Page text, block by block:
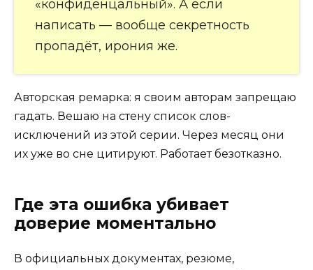
«конфиденцальный». А если
написать — вообще секретность
пропадёт, ирония же.
Авторская ремарка: я своим авторам запрещаю
гадать. Вешаю на стену список слов-
исключений из этой серии. Через месяц они
их уже во сне цитируют. Работает безотказно.
Где эта ошибка убивает
доверие моментально
В официальных документах, резюме,